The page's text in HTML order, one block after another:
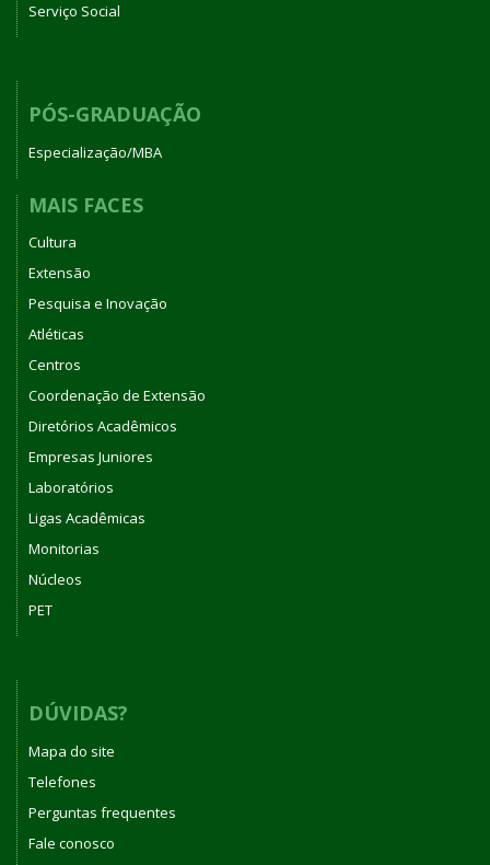
Serviço Social
PÓS-GRADUAÇÃO
Especialização/MBA
MAIS FACES
Cultura
Extensão
Pesquisa e Inovação
Atléticas
Centros
Coordenação de Extensão
Diretórios Acadêmicos
Empresas Juniores
Laboratórios
Ligas Acadêmicas
Monitorias
Núcleos
PET
DÚVIDAS?
Mapa do site
Telefones
Perguntas frequentes
Fale conosco